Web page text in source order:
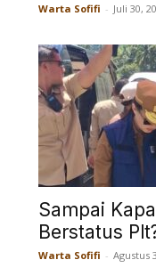
Warta Sofifi - Juli 30,
Sampai
Berstatus
Warta Sofifi - Agustus